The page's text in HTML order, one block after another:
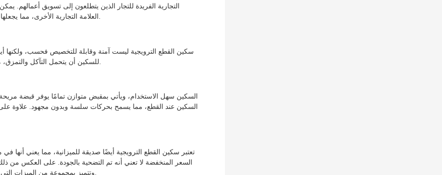
التجارية الفريدة للتجار الذين يتطلعون إلى تسويق أعمالهم.
سكين القطع الترويجية ليست آمنة وقابلة للتخصيص فحسب، ولكنها
السكين سهل الاستخدام، ويأتي بمقبض متوازن تمامًا يوفر قبضة
السكين عند القطع، مما يسمح بحركات سلسة وبدون مجهود. علاوة
تعتبر سكين القطع الترويجية أيضًا صديقة للميزانية، مما يعني أنها
السعر المنخفضة لا تعني أنه تم التضحية بالجودة. على العكس من
وتتميز بمجموعة من الميزات التي تجعلها متميزة عن أدوات القطع الأخرى الموجودة في السوق.